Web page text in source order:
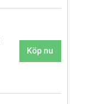
Köp nu